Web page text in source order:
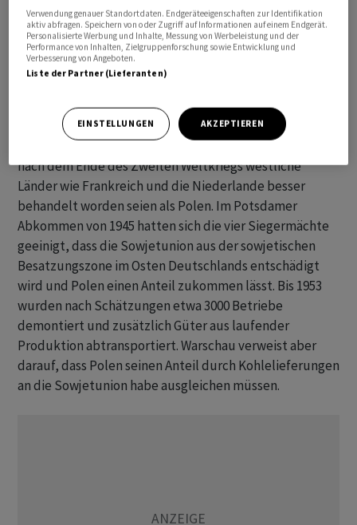
Die mittlerweile abgewählte nationalkonservative PiS-
Regierung, die von 2015 bis Mitte Dezember 2023
amtierte, hatte im Oktober 2022 mehr als 1,3 Billionen
die Weltkriegsschäden gefordert.
Die PiS-Regierung hatte seinerzeit argumentiert, dass
nach dem Ende des Zweiten Weltkriegs westliche
Länder wie Frankreich und die Niederlande besser
behandelt worden seien als Polen. Im Potsdamer
Abkommen von 1945 hatten sich die vier Siegermächte
geeinigt, dass die Sowjetunion aus der sowjetischen
Besatzungszone im Osten Deutschlands entschädigt
wird und Polen einen Anteil zukommen lässt. Bis 1953
wurden nach Schätzungen etwa 3000 Betriebe
demontiert und zusätzlich Güter aus laufender
Produktion abtransportiert. Warschau verweist aber
darauf, dass Polen seinen Anteil durch Kohlelieferungen
an die Sowjetunion habe ausgleichen müssen.
Verwendung genauer Standortdaten. Endgeräteeigenschaften zur Identifikation
aktiv abfragen. Speichern von oder Zugriff auf Informationen auf einem Endgerät.
Personalisierte Werbung und Inhalte, Messung von Werbeleistung und der
Performance von Inhalten, Zielgruppenforschung sowie Entwicklung und
Verbesserung von Angeboten.
Liste der Partner (Lieferanten)
EINSTELLUNGEN AKZEPTIEREN